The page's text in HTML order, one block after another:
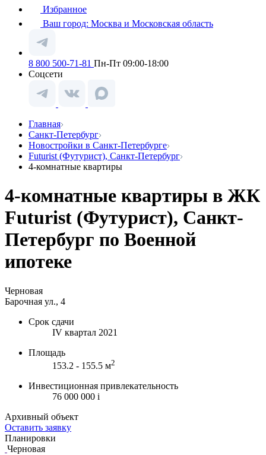
Избранное
Ваш город: Москва и Московская область
8 800 500-71-81 Пн-Пт 09:00-18:00
Соцсети
Главная
Санкт-Петербург
Новостройки в Санкт-Петербурге
Futurist (Футурист), Санкт-Петербург
4-комнатные квартиры
4-комнатные квартиры в ЖК
Futurist (Футурист), Санкт-
Петербург по Военной
ипотеке
Черновая
Барочная ул., 4
Срок сдачи
IV квартал 2021
Площадь
153.2 - 155.5 м2
Инвестиционная привлекательность
76 000 000 i
Архивный объект
Оставить заявку
Планировки
Черновая